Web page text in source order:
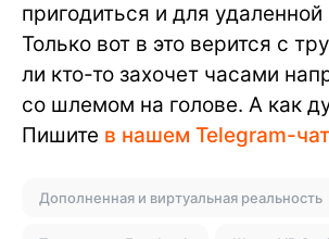
пригодиться и для
Только вот в это верится с
ли кто-то захочет часами
со шлемом на голове. А как
Пишите в нашем Telegram-
Дополненная и виртуальная реальность